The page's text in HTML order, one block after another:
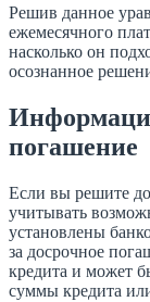
Решив данное
ежемесячного
насколько он
осознанное
погашение
Если вы решите
учитывать
установлены
за досрочное
кредита и может
суммы кредита